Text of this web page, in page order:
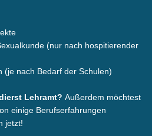
(nur nach hospitierender
(je nach Bedarf der Schulen)
Lehramt? Außerdem möchtest
einige Berufserfahrungen
jetzt!